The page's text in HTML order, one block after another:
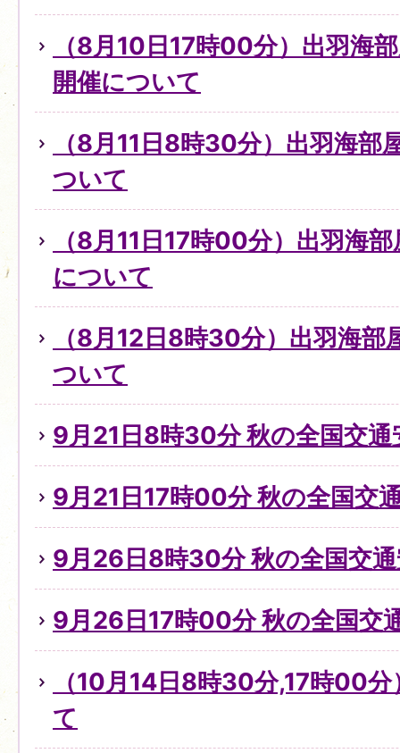
（8月10日17時00分）出羽海
開催について
（8月11日8時30分）出羽海部
ついて
（8月11日17時00分）出羽海
について
（8月12日8時30分）出羽海部
ついて
9月21日8時30分 秋の全国交
9月21日17時00分 秋の全国交
9月26日8時30分 秋の全国交
9月26日17時00分 秋の全国交
（10月14日8時30分,17時00
て